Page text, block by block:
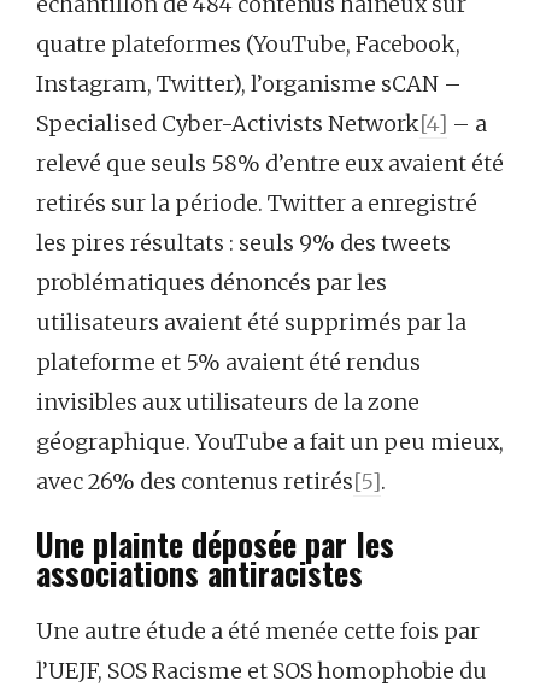
quatre plateformes (YouTube, Facebook,
Instagram, Twitter), l’organisme sCAN –
Specialised Cyber-Activists Network[4] – a
relevé que seuls 58% d’entre eux avaient été
retirés sur la période. Twitter a enregistré
les pires résultats : seuls 9% des tweets
problématiques dénoncés par les
utilisateurs avaient été supprimés par la
plateforme et 5% avaient été rendus
invisibles aux utilisateurs de la zone
géographique. YouTube a fait un peu mieux,
avec 26% des contenus retirés[5].
Une plainte déposée par les
associations antiracistes
Une autre étude a été menée cette fois par
l’UEJF, SOS Racisme et SOS homophobie du